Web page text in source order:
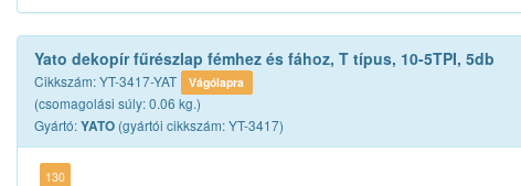
Yato dekopír fűrészlap fémhez és fához, T típus, 10-5TPI, 5db
Cikkszám: YT-3417-YAT Vágólapra
(csomagolási súly: 0.06 kg.)
Gyártó:YATO (gyártói cikkszám: YT-3417)
130